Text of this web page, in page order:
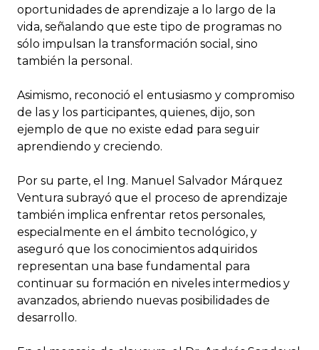
oportunidades de aprendizaje a lo largo de la
vida, señalando que este tipo de programas no
sólo impulsan la transformación social, sino
también la personal.
Asimismo, reconoció el entusiasmo y compromiso
de las y los participantes, quienes, dijo, son
ejemplo de que no existe edad para seguir
aprendiendo y creciendo.
Por su parte, el Ing. Manuel Salvador Márquez
Ventura subrayó que el proceso de aprendizaje
también implica enfrentar retos personales,
especialmente en el ámbito tecnológico, y
aseguró que los conocimientos adquiridos
representan una base fundamental para
continuar su formación en niveles intermedios y
avanzados, abriendo nuevas posibilidades de
desarrollo.